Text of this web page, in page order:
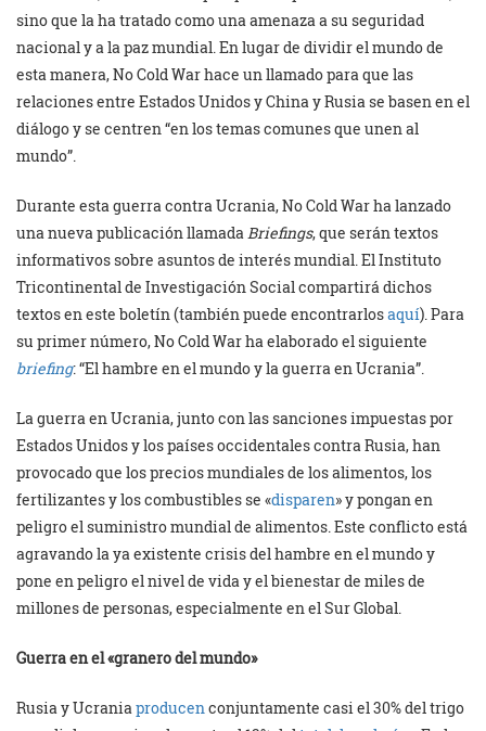
sino que la ha tratado como una amenaza a su seguridad
nacional y a la paz mundial. En lugar de dividir el mundo de
esta manera, No Cold War hace un llamado para que las
relaciones entre Estados Unidos y China y Rusia se basen en el
diálogo y se centren “en los temas comunes que unen al
mundo”.
Durante esta guerra contra Ucrania, No Cold War ha lanzado
una nueva publicación llamada Briefings, que serán textos
informativos sobre asuntos de interés mundial. El Instituto
Tricontinental de Investigación Social compartirá dichos
textos en este boletín (también puede encontrarlosaquí). Para
su primer número, No Cold War ha elaborado el siguiente
briefing: “El hambre en el mundo y la guerra en Ucrania”.
La guerra en Ucrania, junto con las sanciones impuestas por
Estados Unidos y los países occidentales contra Rusia, han
provocado que los precios mundiales de los alimentos, los
fertilizantes y los combustibles se «disparen» y pongan en
peligro el suministro mundial de alimentos. Este conflicto está
agravando la ya existente crisis del hambre en el mundo y
pone en peligro el nivel de vida y el bienestar de miles de
millones de personas, especialmente en el Sur Global.
Guerra en el «granero del mundo»
Rusia y Ucrania producen conjuntamente casi el 30% del trigo